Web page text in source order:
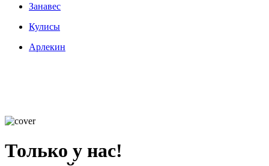
Занавес
Кулисы
Арлекин
Только у нас!